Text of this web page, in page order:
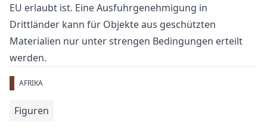
EU erlaubt ist. Eine Ausfuhrgenehmigung in
Drittländer kann für Objekte aus geschützten
Materialien nur unter strengen Bedingungen erteilt
werden.
AFRIKA
Figuren